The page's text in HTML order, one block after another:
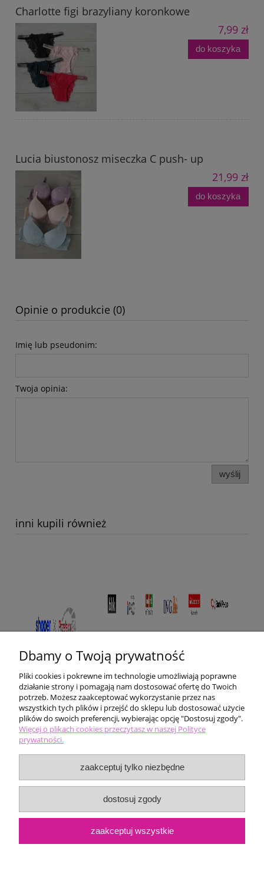
Charlotte figi brazyliany koronkowe
7,99 zł
do koszyka
Lucia biustonosz miseczka C push- up
21,99 zł
do koszyka
Opinie o produkcie (0)
Imię lub pseudonim:
Twoja opinia:
wyślij
inni kupili również
Pomoc
Moje konto
Płatności i dostawa
Informacje
O nas
Dbamy o Twoją prywatność
Pliki cookies i pokrewne im technologie umożliwiają poprawne
działanie strony i pomagają nam dostosować ofertę do Twoich
potrzeb. Możesz zaakceptować wykorzystanie przez nas
wszystkich tych plików i przejść do sklepu lub dostosować użycie
plików do swoich preferencji, wybierając opcję "Dostosuj zgody".
Więcej o plikach cookies przeczytasz w naszej Polityce
prywatności.
zaakceptuj tylko niezbędne
dostosuj zgody
zaakceptuj wszystkie